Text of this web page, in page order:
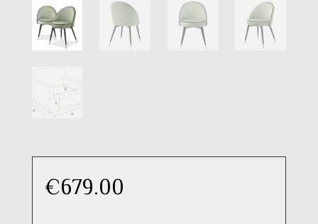
€679.00